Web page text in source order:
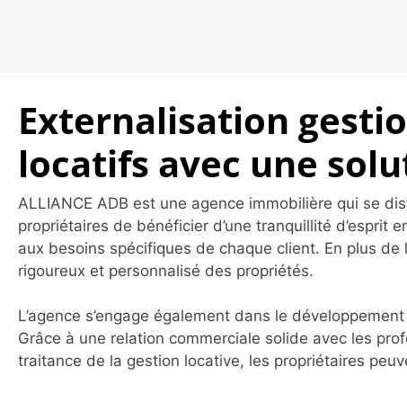
Externalisation
locatifs avec une
ALLIANCE ADB est une agence immobilière qui se
propriétaires de bénéficier d’une tranquillité d’esprit
aux besoins spécifiques de chaque client. En plus
rigoureux et personnalisé des propriétés.
L’agence s’engage également dans le
Grâce à une relation commerciale solide avec les
traitance de la gestion locative, les propriétaires